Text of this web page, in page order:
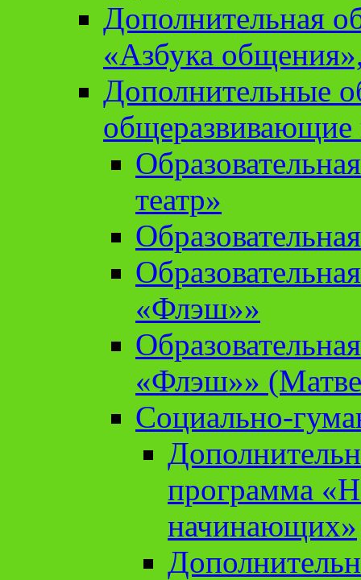
Дополнительная
«Азбука
Дополнительные
театр»
«Флэш»»
«Флэш»»
Социально-
программа
начинающих»